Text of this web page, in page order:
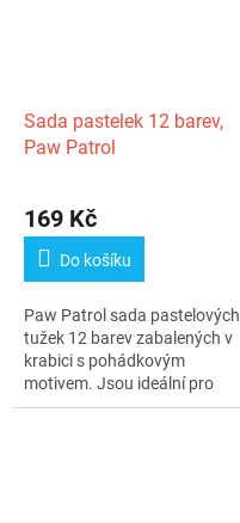
Sada pastelek 12 barev,
Paw Patrol
169 Kč
Do košíku
Paw Patrol sada pastelových
tužek 12 barev zabalených v
krabici s pohádkovým
motivem. Jsou ideální pro
mateřskou...